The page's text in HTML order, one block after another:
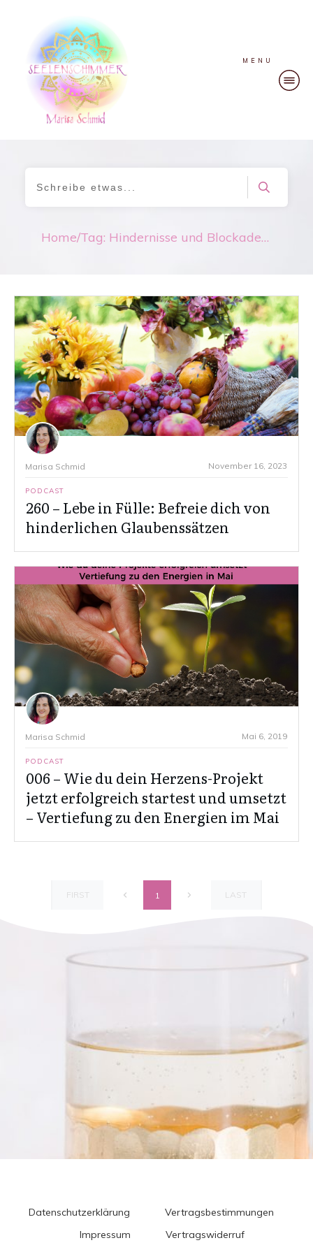
MENU
Home/ Tag: Hindernisse und Blockaden überwinden
Marisa Schmid November 16, 2023
PODCAST
260 – Lebe in Fülle: Befreie dich von
hinderlichen Glaubenssätzen
Marisa Schmid Mai 6, 2019
PODCAST
006 – Wie du dein Herzens-Projekt
jetzt erfolgreich startest und umsetzt
– Vertiefung zu den Energien im Mai
FIRST 1 LAST
Datenschutzerklärung
Vertragsbestimmungen
Impressum
Vertragswiderruf